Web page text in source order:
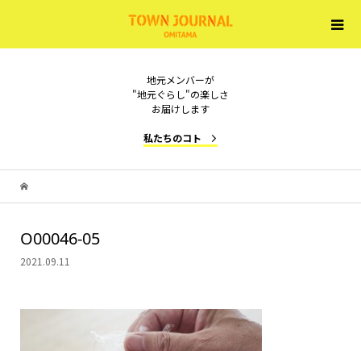
地元メンバーが
"地元ぐらし"の楽しさ
お届けします
私たちのコト
O00046-05
2021.09.11